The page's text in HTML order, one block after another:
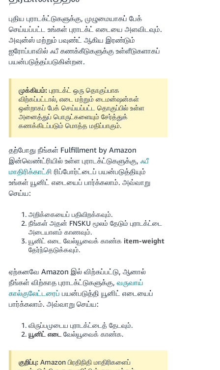
புதிய புராடக்ட்டுகளுக்கு, முழுமையாகப் பேக்
செய்யப்பட்ட உங்கள் புராடக்ட் எடையை அளவிடவும்.
அவுன்ஸ் மற்றும் பவுண்ட் ஆகிய இரண்டும்
ஐரோப்பாவில் ஃபீ கணக்கீடுகளுக்கு உள்ளீடுகளாகப்
பயன்படுத்தப்படுகின்றன.
முக்கியம்: புராடக்ட் ஒரு தொகுப்பாக
விற்கப்பட்டால், எடை மற்றும் டைமன்ஷன்கள்
ஒன்றாகப் பேக் செய்யப்பட்ட தொகுப்பில் உள்ள
அனைத்துப் பொருட்களையும் சேர்த்துக்
கணக்கிடப்படும் மொத்த மதிப்பாகும்.
தற்போது நீங்கள் Fulfillment by Amazon
இன்வெண்ட்ரியில் உள்ள புராடக்ட்டுகளுக்கு, ஃபீ
மாதிரிக்காட்சி ரிப்போர்ட்டைப் பயன்படுத்தியும்
உங்கள் யூனிட் எடையைப் பார்க்கலாம். அவ்வாறு
செய்ய:
அறிக்கையைப் பதிவிறக்கவும்.
நீங்கள் அதன் FNSKU மூலம் தேடும் புராடக்ட்டை
அடையாளம் காணவும்.
யூனிட் எடை வேல்யூவைக் காண்க item-weight
தேர்ந்தெடுக்கவும்.
ஏற்கனவே Amazon இல் விற்கப்பட்டு, ஆனால்
நீங்கள் விற்காத புராடக்ட்டுகளுக்கு, வருவாய்
கால்குலேட்டரைப் பயன்படுத்தி யூனிட் எடையைப்
பார்க்கலாம். அவ்வாறு செய்ய:
விருப்பமுடைய புராடக்ட்டைத் தேடவும்.
யூனிட் எடை வேல்யூவைக் காண்க.
குறிப்பு: Amazon பிரதிநிதி மாதிரிகளைப்